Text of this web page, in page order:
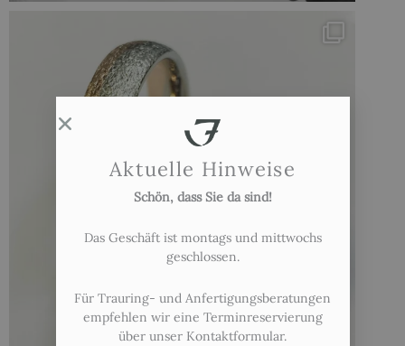
Aktuelle Hinweise
Schön, dass Sie da sind!
Das Geschäft ist montags und mittwochs
geschlossen.
Für Trauring- und Anfertigungsberatungen
empfehlen wir eine Terminreservierung
über unser Kontaktformular.